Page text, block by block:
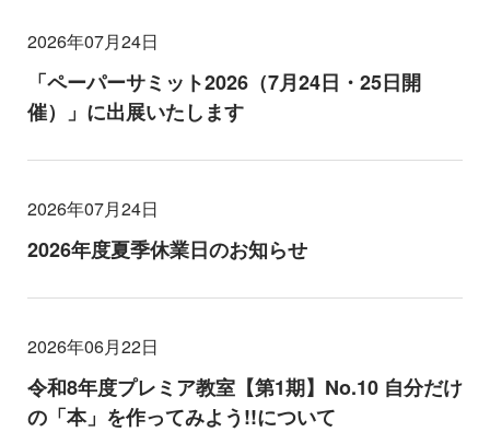
2026年07月24日
「ペーパーサミット2026（7月24日・25日開
催）」に出展いたします
2026年07月24日
2026年度夏季休業日のお知らせ
2026年06月22日
令和8年度プレミア教室【第1期】No.10 自分だけ
の「本」を作ってみよう!!について